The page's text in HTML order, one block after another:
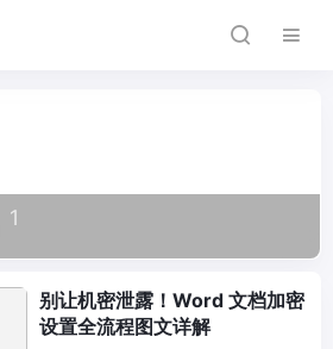
1
别让机密泄露！Word 文档加密
设置全流程图文详解